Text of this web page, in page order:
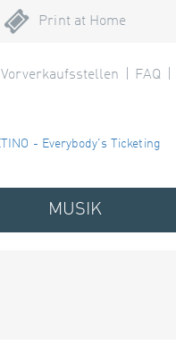
Print at Home
Vorverkaufsstellen FAQ
MUSIK